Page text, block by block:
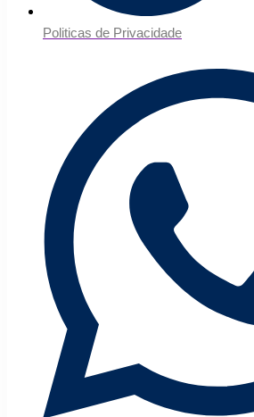
Politicas de Privacidade